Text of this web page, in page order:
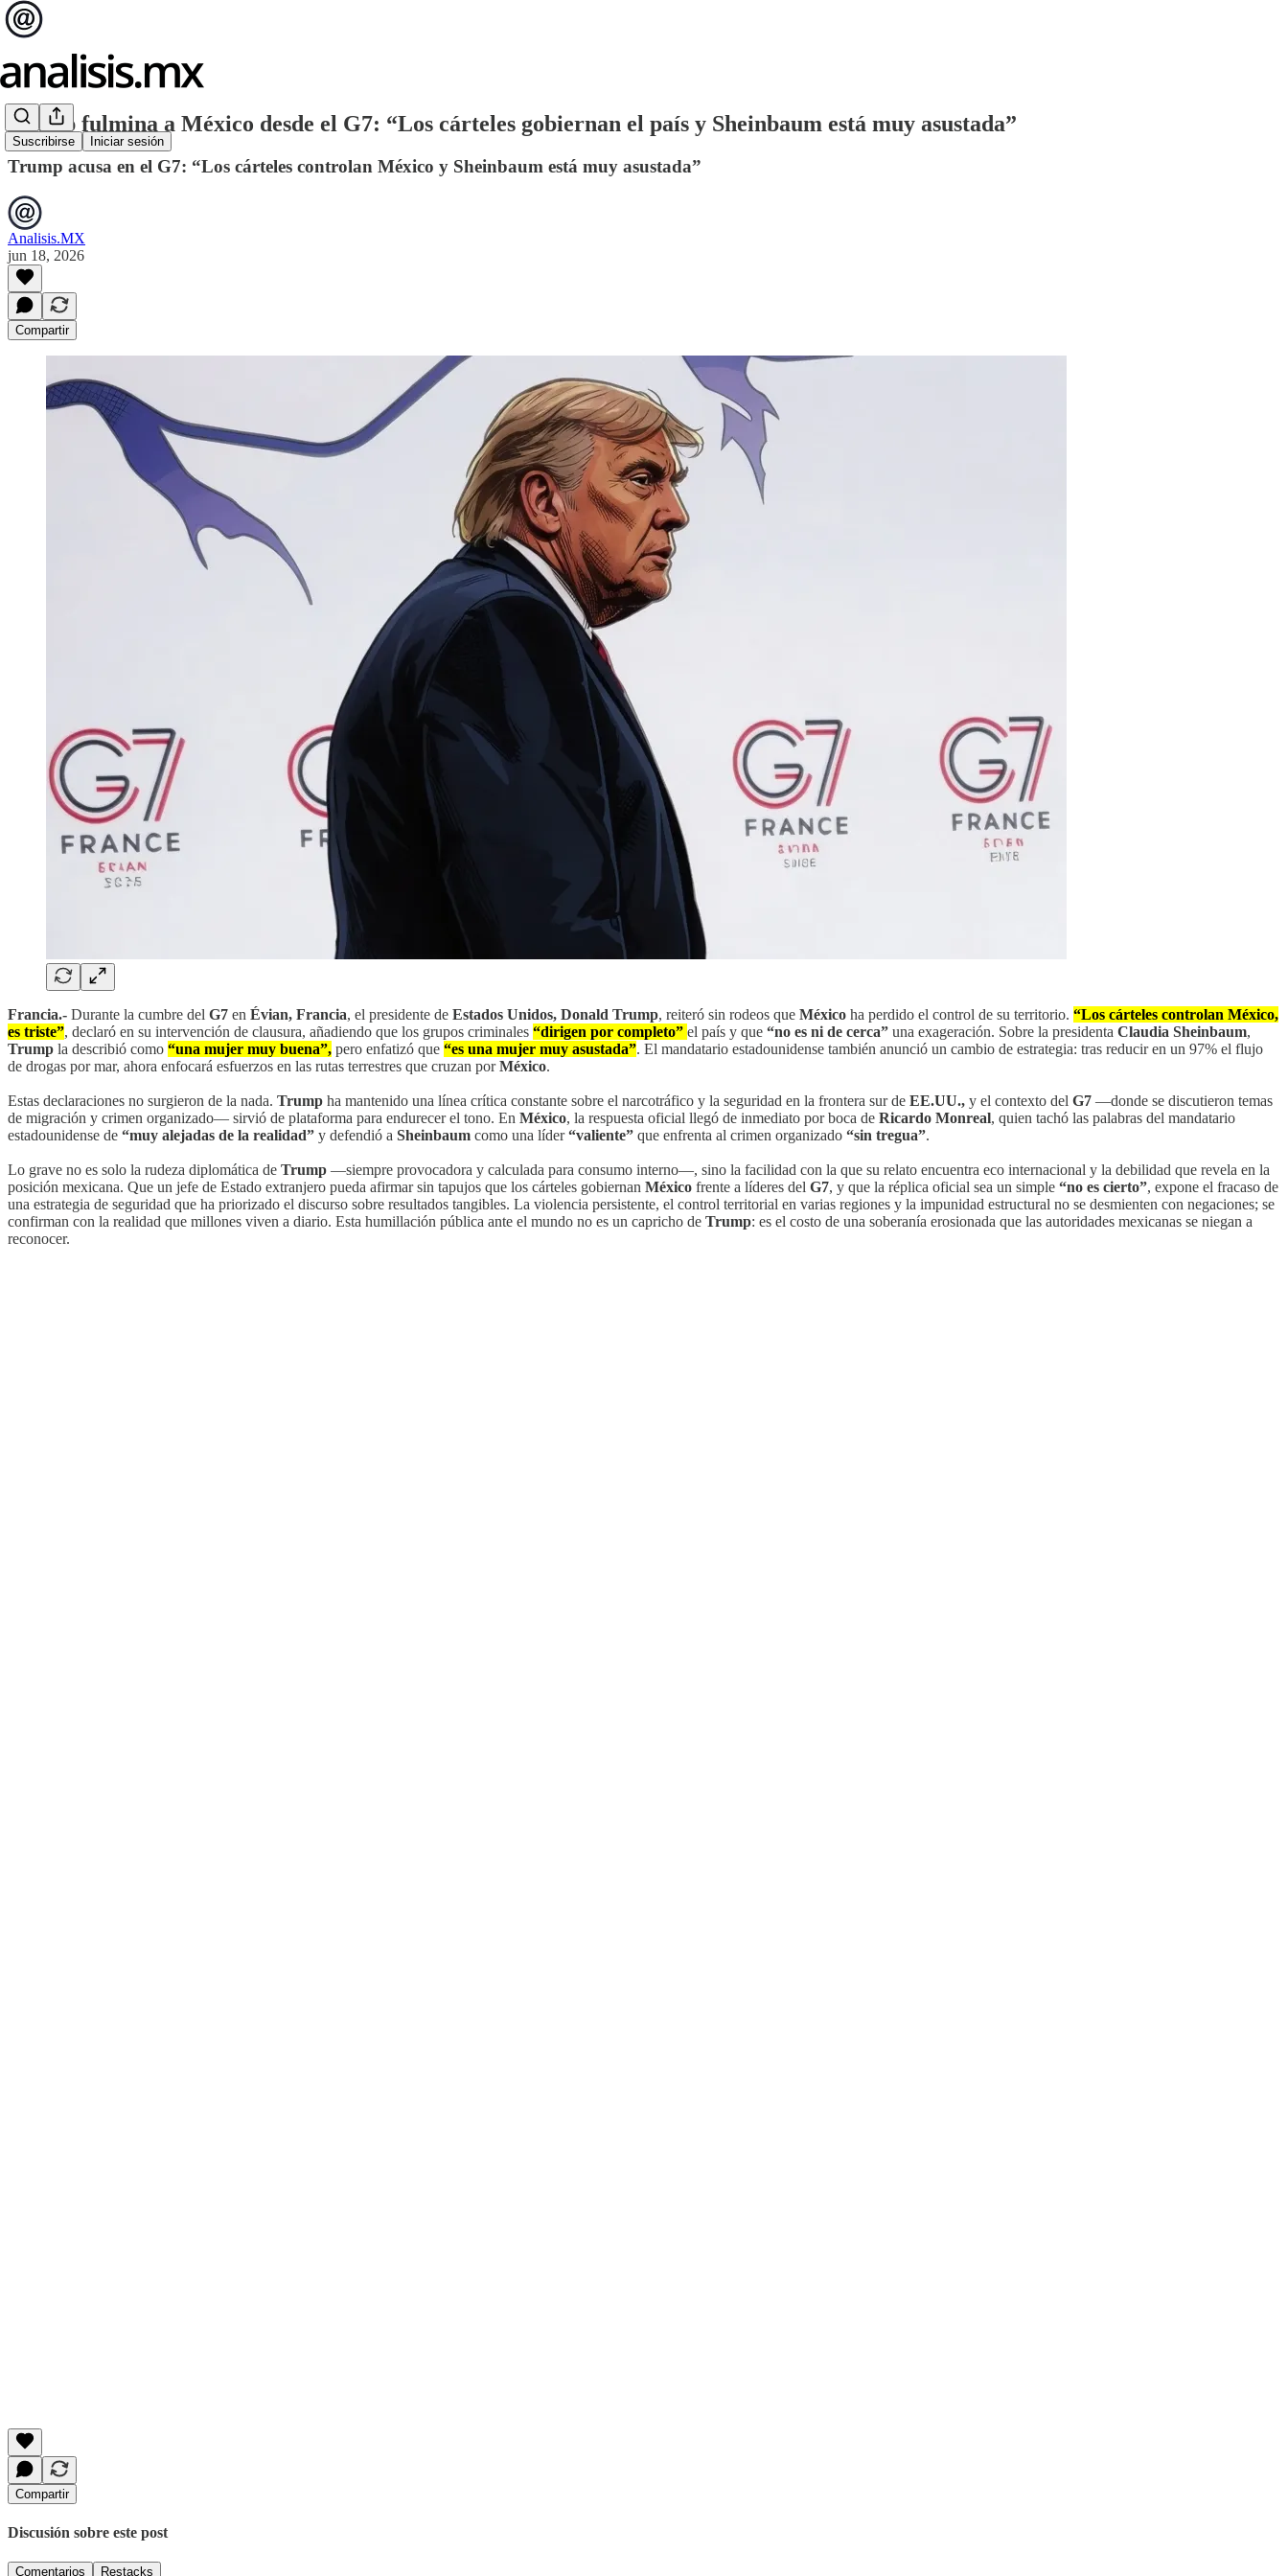
Suscribirse Iniciar sesión
Trump fulmina a México desde el G7: “Los cárteles gobiernan el país y Sheinbaum está muy asustada”
Trump acusa en el G7: “Los cárteles controlan México y Sheinbaum está muy asustada”
Analisis.MX
jun 18, 2026
Compartir
Francia.- Durante la cumbre del G7 en Évian, Francia, el presidente de Estados Unidos, Donald Trump, reiteró sin rodeos que México ha perdido el control de su territorio. “Los cárteles controlan México,
es triste”, declaró en su intervención de clausura, añadiendo que los grupos criminales “dirigen por completo” el país y que “no es ni de cerca” una exageración. Sobre la presidenta Claudia Sheinbaum,
Trump la describió como “una mujer muy buena”, pero enfatizó que “es una mujer muy asustada”. El mandatario estadounidense también anunció un cambio de estrategia: tras reducir en un 97% el flujo
de drogas por mar, ahora enfocará esfuerzos en las rutas terrestres que cruzan porMéxico.
Estas declaraciones no surgieron de la nada. Trump ha mantenido una línea crítica constante sobre el narcotráfico y la seguridad en la frontera sur de EE.UU., y el contexto del G7 —donde se discutieron temas
de migración y crimen organizado— sirvió de plataforma para endurecer el tono. En México, la respuesta oficial llegó de inmediato por boca de Ricardo Monreal, quien tachó las palabras del mandatario
estadounidense de “muy alejadas de la realidad” y defendió a Sheinbaum como una líder“valiente” que enfrenta al crimen organizado “sin tregua”.
Lo grave no es solo la rudeza diplomática de Trump —siempre provocadora y calculada para consumo interno—, sino la facilidad con la que su relato encuentra eco internacional y la debilidad que revela en la
posición mexicana. Que un jefe de Estado extranjero pueda afirmar sin tapujos que los cárteles gobiernan México frente a líderes del G7, y que la réplica oficial sea un simple “no es cierto”, expone el fracaso de
una estrategia de seguridad que ha priorizado el discurso sobre resultados tangibles. La violencia persistente, el control territorial en varias regiones y la impunidad estructural no se desmienten con negaciones; se
confirman con la realidad que millones viven a diario. Esta humillación pública ante el mundo no es un capricho de Trump: es el costo de una soberanía erosionada que las autoridades mexicanas se niegan a
reconocer.
Compartir
Discusión sobre este post
Comentarios Restacks